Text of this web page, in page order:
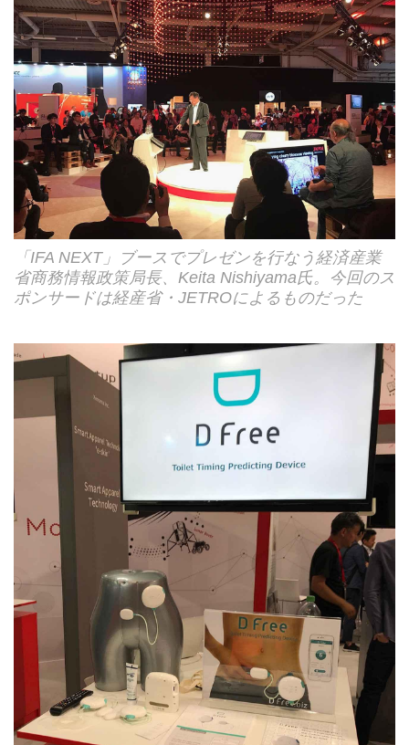
「IFA NEXT」ブースでプレゼンを行なう経済産業
省商務情報政策局長、Keita Nishiyama氏。今回のス
ポンサードは経産省・JETROによるものだった